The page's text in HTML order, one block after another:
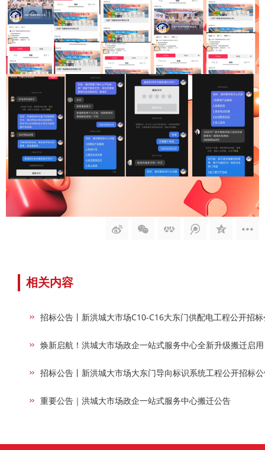
相关内容
招标公告丨新洪城大市场C10-C16大东门供配电工程公开招
焕新启航！洪城大市场政企一站式服务中心全新升级搬迁启用
招标公告丨新洪城大市场大东门导向标识系统工程公开招标
重要公告｜洪城大市场政企一站式服务中心搬迁公告